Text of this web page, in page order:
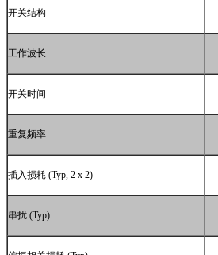
开关结构
工作波长
开关时间
重复频率
插入损耗 (Typ, 2 x 2)
串扰 (Typ)